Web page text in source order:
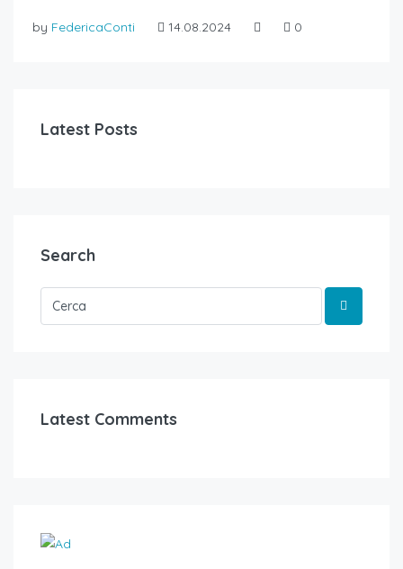
by FedericaConti 14.08.2024 0
Latest Posts
Search
Latest Comments